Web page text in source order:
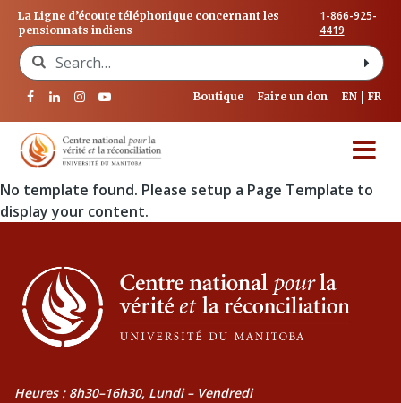
La Ligne d’écoute téléphonique concernant les
pensionnats indiens
1-866-925-
4419
Search for:
Boutique Faire un don EN FR
No template found. Please setup a Page Template to
display your content.
Heures : 8h30–16h30, Lundi – Vendredi